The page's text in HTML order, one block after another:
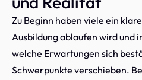
Zu Beginn haben viele ein
Ausbildung ablaufen wird und
welche Erwartungen sich
Schwerpunkte verschieben.